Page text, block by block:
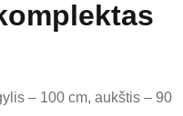
– 100 cm, aukštis – 90